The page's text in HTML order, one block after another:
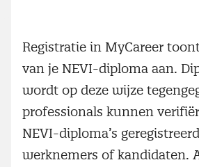
Registratie in MyCareer
van je NEVI-diploma aan.
wordt op deze wijze
professionals kunnen
NEVI-diploma’s
werknemers of kandidaten.